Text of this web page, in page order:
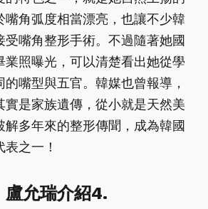
嘴角弧度相當漂亮，也讓不少韓
受嘴角整形手術。不過隨著她國
業照曝光，可以清楚看出她從學
嘴型與五官。韓媒也曾報導，
實是家族遺傳，從小就是天然美
解多年來的整形傳聞，成為韓國
之一！
盧允瑞介紹4.